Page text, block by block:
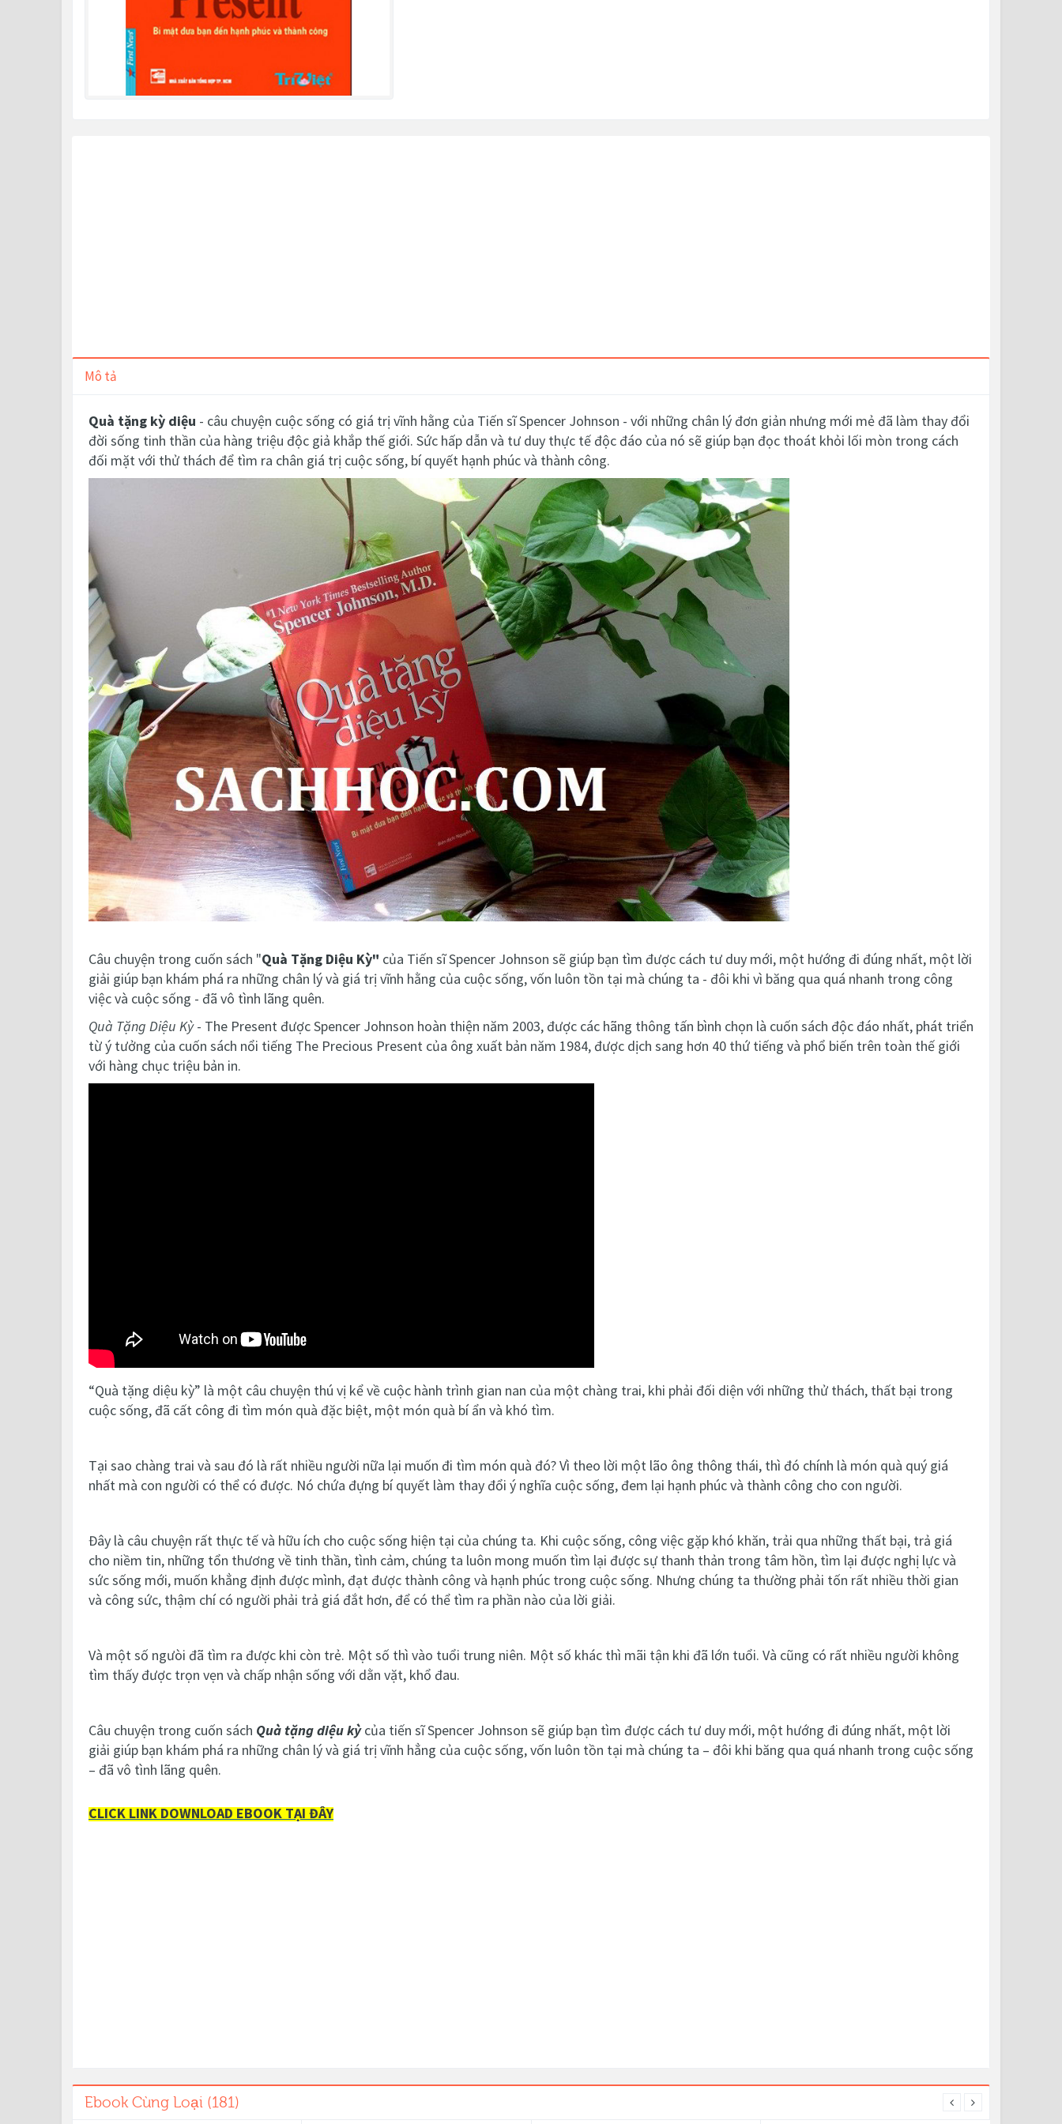
Mô tả
Quà tặng kỳ diệu - câu chuyện cuộc sống có giá trị vĩnh hằng của Tiến sĩ Spencer Johnson - với những chân lý đơn giản nhưng mới mẻ đã làm thay đổi
đời sống tinh thần của hàng triệu độc giả khắp thế giới. Sức hấp dẫn và tư duy thực tế độc đáo của nó sẽ giúp bạn đọc thoát khỏi lối mòn trong cách
đối mặt với thử thách để tìm ra chân giá trị cuộc sống, bí quyết hạnh phúc và thành công.
Câu chuyện trong cuốn sách "Quà Tặng Diệu Kỳ" của Tiến sĩ Spencer Johnson sẽ giúp bạn tìm được cách tư duy mới, một hướng đi đúng nhất, một lời
giải giúp bạn khám phá ra những chân lý và giá trị vĩnh hằng của cuộc sống, vốn luôn tồn tại mà chúng ta - đôi khi vì băng qua quá nhanh trong công
việc và cuộc sống - đã vô tình lãng quên.
Quà Tặng Diệu Kỳ- The Present được Spencer Johnson hoàn thiện năm 2003, được các hãng thông tấn bình chọn là cuốn sách độc đáo nhất, phát triển
từ ý tưởng của cuốn sách nổi tiếng The Precious Present của ông xuất bản năm 1984, được dịch sang hơn 40 thứ tiếng và phổ biến trên toàn thế giới
với hàng chục triệu bản in.
“Quà tặng diệu kỳ” là một câu chuyện thú vị kể về cuộc hành trình gian nan của một chàng trai, khi phải đối diện với những thử thách, thất bại trong
cuộc sống, đã cất công đi tìm món quà đặc biệt, một món quà bí ẩn và khó tìm.
Tại sao chàng trai và sau đó là rất nhiều người nữa lại muốn đi tìm món quà đó? Vì theo lời một lão ông thông thái, thì đó chính là món quà quý giá
nhất mà con người có thể có được. Nó chứa đựng bí quyết làm thay đổi ý nghĩa cuộc sống, đem lại hạnh phúc và thành công cho con người.
Đây là câu chuyện rất thực tế và hữu ích cho cuộc sống hiện tại của chúng ta. Khi cuộc sống, công việc gặp khó khăn, trải qua những thất bại, trả giá
cho niềm tin, những tổn thương về tinh thần, tình cảm, chúng ta luôn mong muốn tìm lại được sự thanh thản trong tâm hồn, tìm lại được nghị lực và
sức sống mới, muốn khẳng định được mình, đạt được thành công và hạnh phúc trong cuộc sống. Nhưng chúng ta thường phải tốn rất nhiều thời gian
và công sức, thậm chí có người phải trả giá đắt hơn, để có thể tìm ra phần nào của lời giải.
Và một số ngưòi đã tìm ra được khi còn trẻ. Một số thì vào tuổi trung niên. Một số khác thì mãi tận khi đã lớn tuổi. Và cũng có rất nhiều người không
tìm thấy được trọn vẹn và chấp nhận sống với dằn vặt, khổ đau.
Câu chuyện trong cuốn sách Quà tặng diệu kỳcủa tiến sĩ Spencer Johnson sẽ giúp bạn tìm được cách tư duy mới, một hướng đi đúng nhất, một lời
giải giúp bạn khám phá ra những chân lý và giá trị vĩnh hẳng của cuộc sống, vốn luôn tồn tại mà chúng ta – đôi khi băng qua quá nhanh trong cuộc sống
– đã vô tình lãng quên.
CLICK LINK DOWNLOAD EBOOK TẠI ĐÂY
Ebook Cùng Loại (181)